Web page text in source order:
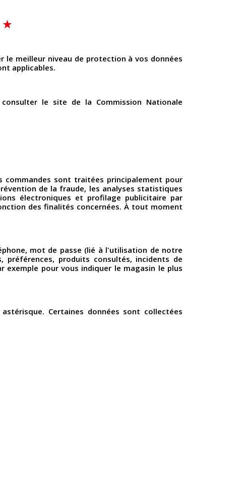
le meilleur niveau de protection à vos données
applicables.
le site de la Commission Nationale
sont traitées principalement pour
de la fraude, les analyses statistiques
électroniques et profilage publicitaire par
des finalités concernées. À tout moment
mot de passe (lié à l'utilisation de notre
préférences, produits consultés, incidents de
exemple pour vous indiquer le magasin le plus
Certaines données sont collectées